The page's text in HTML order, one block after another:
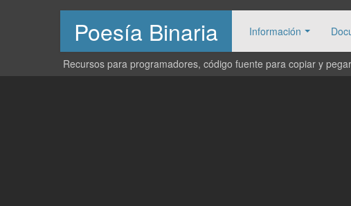
Poesía Binaria Información
Recursos para programadores, código fuente para copiar y